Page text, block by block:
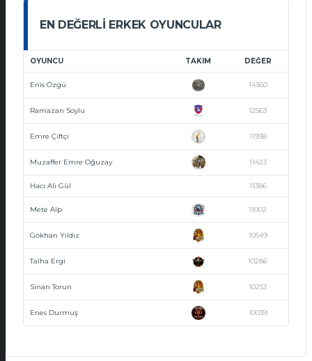
EN DEĞERLI ERKEK OYUNCULAR
OYUNCU TAKIM DEĞER
Enis Özgü 14360
Ramazan Soylu 12563
Emre Çiftçi 11938
Muzaffer Emre Oğuzay 11423
Hacı Ali Gül 11386
Mete Alp 11002
Gökhan Yıldız 10549
Talha Ergi 10286
Sinan Torun 10253
Enes Durmuş 10039